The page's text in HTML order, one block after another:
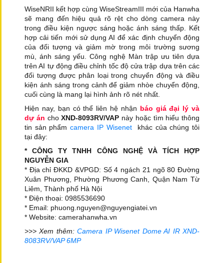
WiseNRII kết hợp cùng WiseStreamIII mới của Hanwha
sẽ mang đến hiệu quả rõ rệt cho dòng camera này
trong điều kiện ngược sáng hoặc ánh sáng thấp. Kết
hợp cải tiến mới sử dụng AI để xác định chuyển động
của đối tượng và giảm mờ trong môi trường sương
mù, ánh sáng yếu. Công nghệ Màn trập ưu tiên dựa
trên AI tự động điều chỉnh tốc độ cửa trập dựa trên các
đối tượng được phân loại trong chuyển động và điều
kiện ánh sáng trong cảnh để giảm nhòe chuyển động,
cuối cùng là mang lại hình ảnh rõ nét nhất.
Hiện nay, bạn có thể liên hệ nhận báo giá đại lý và
dự án choXND-8093RV/VAP này hoặc tìm hiểu thông
tin sản phẩm camera IP Wisenetkhác của chúng tôi
tại đây:
* CÔNG TY TNHH CÔNG NGHỆ VÀ TÍCH HỢP
NGUYỄN GIA
* Địa chỉ ĐKKD &VPGD: Số 4 ngách 21 ngõ 80 Đường
Xuân Phương, Phường Phương Canh, Quận Nam Từ
Liêm, Thành phố Hà Nội
* Điện thoại: 0985536690
* Email: phuong.nguyen@nguyengiatei.vn
* Website: camerahanwha.vn
>>> Xem thêm:Camera IP Wisenet Dome AI IR XND-
8083RV/VAP 6MP